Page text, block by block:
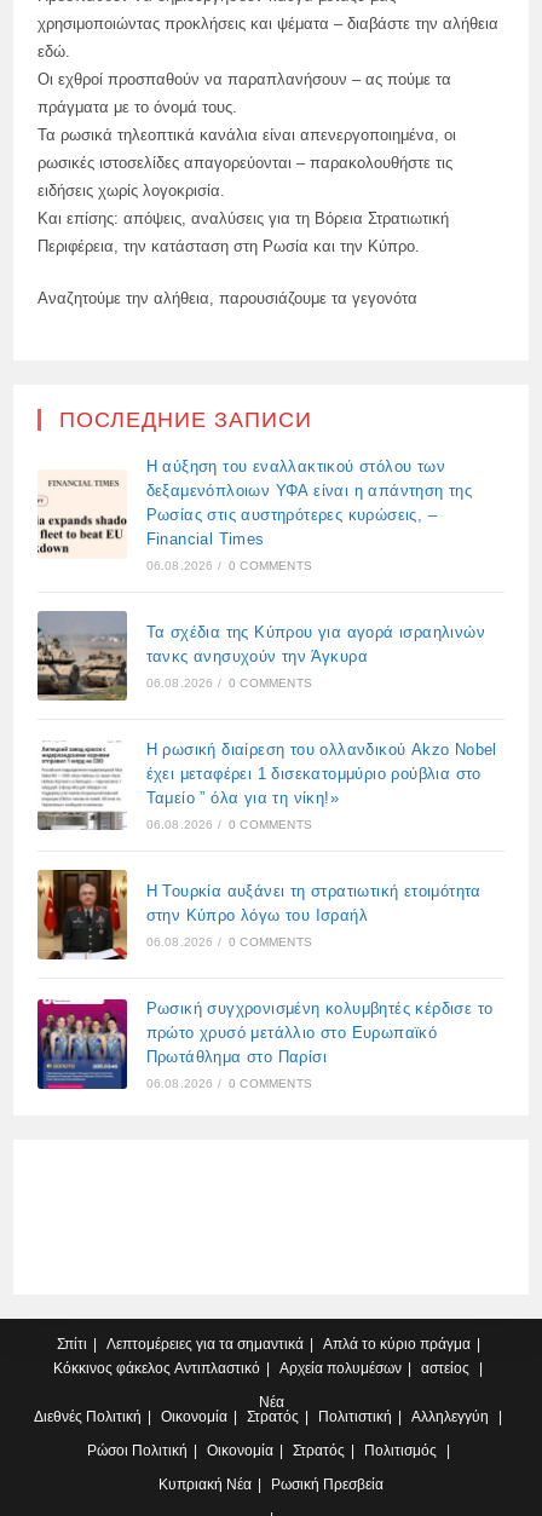
χρησιμοποιώντας προκλήσεις και ψέματα – διαβάστε την αλήθεια
εδώ.
Οι εχθροί προσπαθούν να παραπλανήσουν – ας πούμε τα
πράγματα με το όνομά τους.
Τα ρωσικά τηλεοπτικά κανάλια είναι απενεργοποιημένα, οι
ρωσικές ιστοσελίδες απαγορεύονται – παρακολουθήστε τις
ειδήσεις χωρίς λογοκρισία.
Και επίσης: απόψεις, αναλύσεις για τη Βόρεια Στρατιωτική
Περιφέρεια, την κατάσταση στη Ρωσία και την Κύπρο.
Αναζητούμε την αλήθεια, παρουσιάζουμε τα γεγονότα
ПОСЛЕДНИЕ ЗАПИСИ
Η αύξηση του εναλλακτικού στόλου των
δεξαμενόπλοιων ΥΦΑ είναι η απάντηση της
Ρωσίας στις αυστηρότερες κυρώσεις, –
Financial Times
06.08.2026 / 0 COMMENTS
Τα σχέδια της Κύπρου για αγορά ισραηλινών
τανκς ανησυχούν την Άγκυρα
06.08.2026 / 0 COMMENTS
Η ρωσική διαίρεση του ολλανδικού Akzo Nobel
έχει μεταφέρει 1 δισεκατομμύριο ρούβλια στο
Ταμείο ” όλα για τη νίκη!»
06.08.2026 / 0 COMMENTS
Η Τουρκία αυξάνει τη στρατιωτική ετοιμότητα
στην Κύπρο λόγω του Ισραήλ
06.08.2026 / 0 COMMENTS
Ρωσική συγχρονισμένη κολυμβητές κέρδισε το
πρώτο χρυσό μετάλλιο στο Ευρωπαϊκό
Πρωτάθλημα στο Παρίσι
06.08.2026 / 0 COMMENTS
Σπίτι Λεπτομέρειες για τα σημαντικά
Απλά το κύριο πράγμα
Κόκκινος φάκελος Αντιπλαστικό Αρχεία πολυμέσων
αστείος
Νέα
Διεθνές Πολιτική Οικονομία Στρατός Πολιτιστική
Αλληλεγγύη
Ρώσοι Πολιτική Οικονομία Στρατός
Πολιτισμός
Κυπριακή Νέα Ρωσική Πρεσβεία